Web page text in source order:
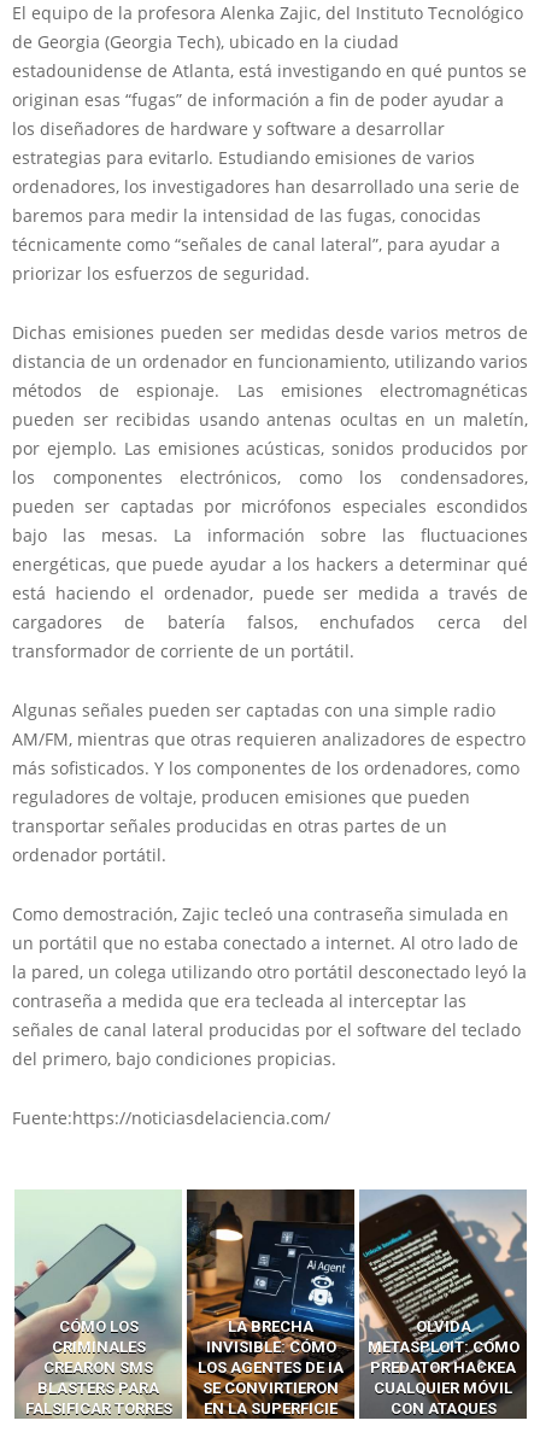
El equipo de la profesora Alenka Zajic, del Instituto Tecnológico
de Georgia (Georgia Tech), ubicado en la ciudad
estadounidense de Atlanta, está investigando en qué puntos se
originan esas “fugas” de información a fin de poder ayudar a
los diseñadores de hardware y software a desarrollar
estrategias para evitarlo. Estudiando emisiones de varios
ordenadores, los investigadores han desarrollado una serie de
baremos para medir la intensidad de las fugas, conocidas
técnicamente como “señales de canal lateral”, para ayudar a
priorizar los esfuerzos de seguridad.
Dichas emisiones pueden ser medidas desde varios metros de
distancia de un ordenador en funcionamiento, utilizando varios
métodos de espionaje. Las emisiones electromagnéticas
pueden ser recibidas usando antenas ocultas en un maletín,
por ejemplo. Las emisiones acústicas, sonidos producidos por
los componentes electrónicos, como los condensadores,
pueden ser captadas por micrófonos especiales escondidos
bajo las mesas. La información sobre las fluctuaciones
energéticas, que puede ayudar a los hackers a determinar qué
está haciendo el ordenador, puede ser medida a través de
cargadores de batería falsos, enchufados cerca del
transformador de corriente de un portátil.
Algunas señales pueden ser captadas con una simple radio
AM/FM, mientras que otras requieren analizadores de espectro
más sofisticados. Y los componentes de los ordenadores, como
reguladores de voltaje, producen emisiones que pueden
transportar señales producidas en otras partes de un
ordenador portátil.
Como demostración, Zajic tecleó una contraseña simulada en
un portátil que no estaba conectado a internet. Al otro lado de
la pared, un colega utilizando otro portátil desconectado leyó la
contraseña a medida que era tecleada al interceptar las
señales de canal lateral producidas por el software del teclado
del primero, bajo condiciones propicias.
Fuente:https://noticiasdelaciencia.com/
LA BRECHA
INVISIBLE: CÓMO
LOS AGENTES DE IA
SE CONVIRTIERON
EN LA SUPERFICIE
OLVIDA
METASPLOIT: CÓMO
PREDATOR HACKEA
CUALQUIER MÓVIL
CON ATAQUES
CÓMO LOS HACKERS
INTERCEPTAN OTPS
Y LLAMADAS
MÓVILES SIN
‘HACKEAR’ — EL